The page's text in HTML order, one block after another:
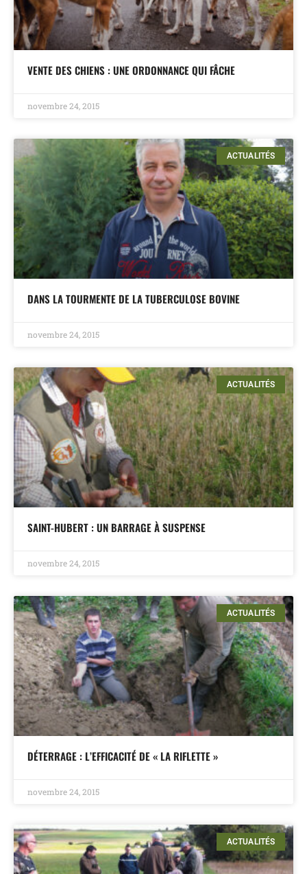
VENTE DES CHIENS : UNE ORDONNANCE QUI FÂCHE
novembre 24, 2015
ACTUALITÉS
DANS LA TOURMENTE DE LA TUBERCULOSE BOVINE
novembre 24, 2015
ACTUALITÉS
SAINT-HUBERT : UN BARRAGE À SUSPENSE
novembre 24, 2015
ACTUALITÉS
DÉTERRAGE : L’EFFICACITÉ DE « LA RIFLETTE »
novembre 24, 2015
ACTUALITÉS